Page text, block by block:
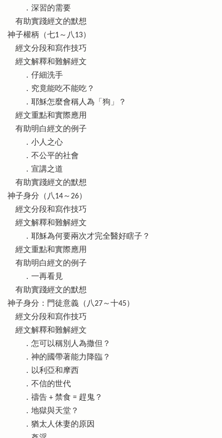
．深習的需要
有助實踐經文的默想
神子權柄（七1～八13）
經文分段和寫作技巧
經文解釋和難解經文
．仔細洗手
．究竟能吃不能吃？
．耶穌怎麼會稱人為「狗」？
經文重點和實際應用
有助明白經文的例子
．小人之心
．不公平的社會
．宣講之道
有助實踐經文的默想
神子身分（八14～26）
經文分段和寫作技巧
經文解釋和難解經文
．耶穌為何要兩次才完全醫好瞎子？
經文重點和實際應用
有助明白經文的例子
．一再看見
有助實踐經文的默想
神子身分：門徒意義（八27～十45）
經文分段和寫作技巧
經文解釋和難解經文
．怎可以稱別人為撒但？
．神的國帶著能力降臨？
．以利亞和摩西
．不信的世代
．禱告 + 禁食 = 趕鬼？
．地獄與天堂？
．猶太人休妻的原因